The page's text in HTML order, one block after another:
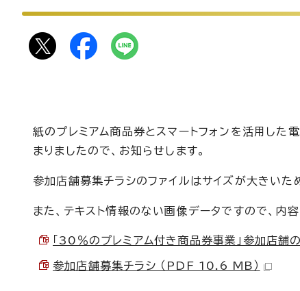
紙のプレミアム商品券とスマートフォンを活用し
まりましたので、お知らせします。
参加店舗募集チラシのファイルはサイズが大きいた
また、テキスト情報のない画像データですので
「30％のプレミアム付き商品券事業」参加店
参加店舗募集チラシ （PDF 10.6 MB）